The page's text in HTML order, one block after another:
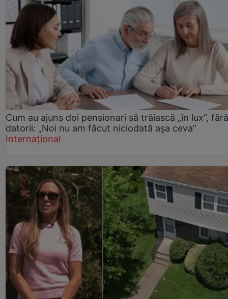
Cum au ajuns doi pensionari să trăiască „în lux”, fără
datorii: „Noi nu am făcut niciodată așa ceva”
Internațional